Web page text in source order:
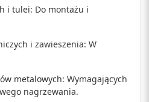
i tulei: Do montażu i
i zawieszenia: W
metalowych: Wymagających
nagrzewania.